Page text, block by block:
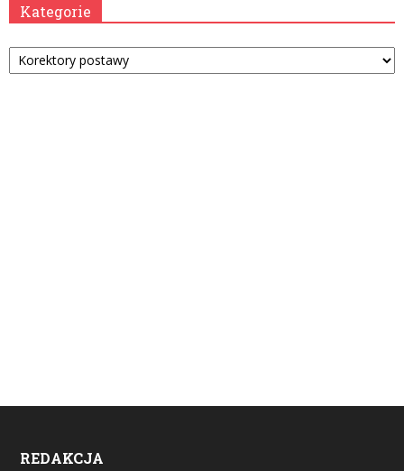
Kategorie
Kategorie
REDAKCJA